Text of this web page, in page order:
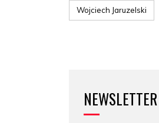
Wojciech Jaruzelski
NEWSLETTER